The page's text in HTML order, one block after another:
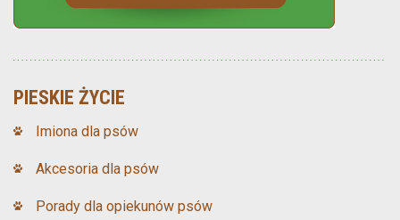
PIESKIE ŻYCIE
Imiona dla psów
Akcesoria dla psów
Porady dla opiekunów psów